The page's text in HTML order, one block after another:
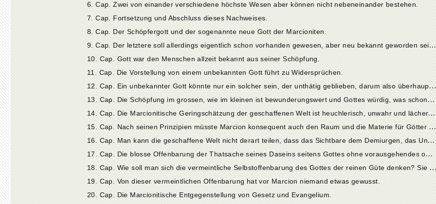
6. Cap. Zwei von einander verschiedene höchste Wesen aber können nicht nebeneinander bestehen.
7. Cap. Fortsetzung und Abschluss dieses Nachweises.
8. Cap. Der Schöpfergott und der sogenannte neue Gott der Marcioniten.
9
. Cap. Der letztere soll allerdings eigentlich schon vorhanden gewesen, aber neu bekannt geworden sein. Dies ist undenkbar.
10. Cap. Gott war den Menschen allzeit bekannt aus seiner Schöpfung.
11. Cap. Die Vorstellung von einem unbekannten Gott führt zu Widersprüchen.
1
2. Cap. Ein unbekannter Gott könnte nur ein solcher sein, der unthätig geblieben, darum also überhaupt nicht erkennbar ist.
1
3. Cap. Die Schöpfung im grossen, wie im kleinen ist bewunderungswert und Gottes würdig, was schon die heidnische Philosophie und Religion beweisen.
1
4. Cap. Die Marcionitische Geringschätzung der geschaffenen Welt ist heuchlerisch, unwahr und lächerlich.
1
5. Cap. Nach seinen Prinzipien müsste Marcion konsequent auch den Raum und die Materie für Götter erklären.
1
6. Cap. Man kann die geschaffene Welt nicht derart teilen, dass das Sichtbare dem Demiurgen, das Unsichtbare dem guten Gott angehört.
1
7. Cap. Die blosse Offenbarung der Thatsache seines Daseins seitens Gottes ohne vorausgehendes oder gleichzeitiges Schaffen würde für den Menschen nicht genügen.
1
8. Cap. Wie soll man sich die vermeintliche Selbstoffenbarung des Gottes der reinen Güte denken? Sie muss doch jedenfalls des göttlichen Wesens würdig sein.
19. Cap. Von dieser vermeintlichen Offenbarung hat vor Marcion niemand etwas gewusst.
20. Cap. Die Marcionitische Entgegenstellung von Gesetz und Evangelium.